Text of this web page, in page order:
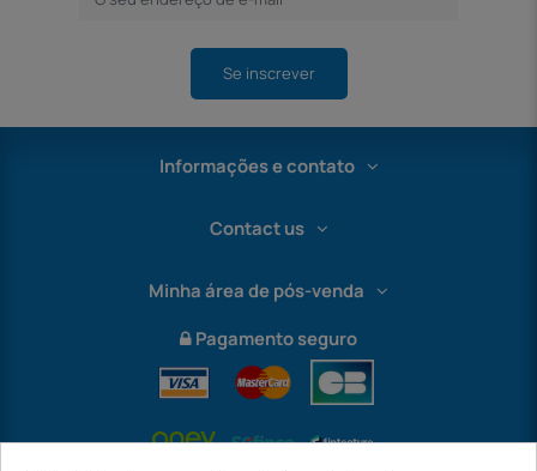
Se inscrever
Informações e contato
Contact us
Minha área de pós-venda
Pagamento seguro